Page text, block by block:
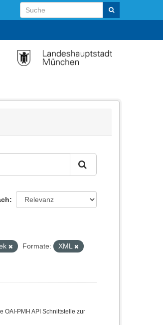
Formate:
XML
OAI-PMH API Schnittstelle zur